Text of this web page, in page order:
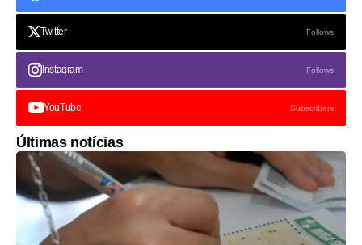
Twitter Follows
Instagram Follows
YouTube Subscribers
Últimas notícias